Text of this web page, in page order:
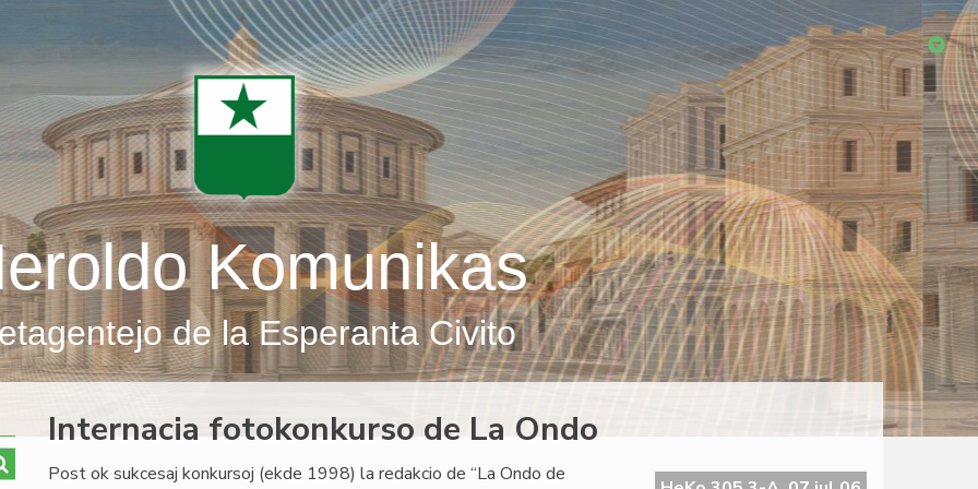
Komunikas
de la Esperanta Civito
Internacia fotokonkurso de La Ondo
Post ok sukcesaj konkursoj (ekde 1998) la redakcio de “La Ondo de